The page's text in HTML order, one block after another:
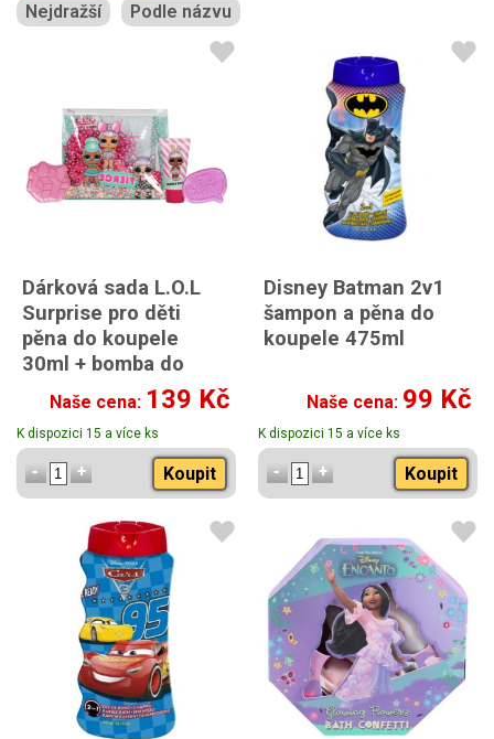
Nejdražší
Podle názvu
Dárková sada L.O.L
Surprise pro děti
pěna do koupele
30ml + bomba do
koupele 2x30g
Naše cena: 139 Kč
K dispozici 15 a více ks
Koupit
Disney Batman 2v1
šampon a pěna do
koupele 475ml
Naše cena: 99 Kč
K dispozici 15 a více ks
Koupit